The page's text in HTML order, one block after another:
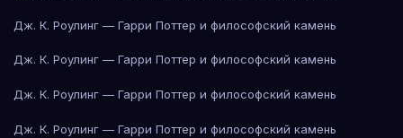
Дж. К. Роулинг — Гарри Поттер и философский камень
Дж. К. Роулинг — Гарри Поттер и философский камень
Дж. К. Роулинг — Гарри Поттер и философский камень
Дж. К. Роулинг — Гарри Поттер и философский камень